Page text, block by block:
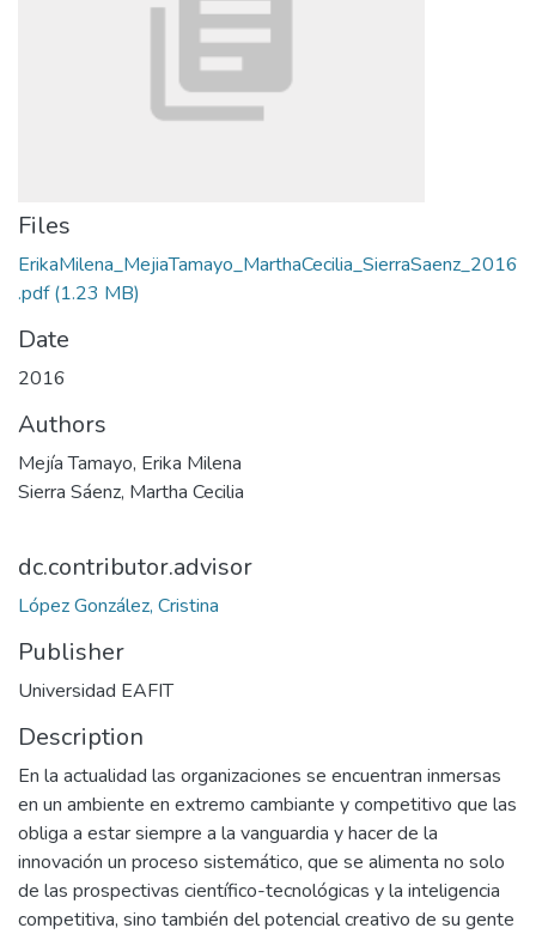
Files
ErikaMilena_MejiaTamayo_MarthaCecilia_SierraSaenz_2016
.pdf(1.23 MB)
Date
2016
Authors
Mejía Tamayo, Erika Milena
Sierra Sáenz, Martha Cecilia
dc.contributor.advisor
López González, Cristina
Publisher
Universidad EAFIT
Description
En la actualidad las organizaciones se encuentran inmersas
en un ambiente en extremo cambiante y competitivo que las
obliga a estar siempre a la vanguardia y hacer de la
innovación un proceso sistemático, que se alimenta no solo
de las prospectivas científico-tecnológicas y la inteligencia
competitiva, sino también del potencial creativo de su gente